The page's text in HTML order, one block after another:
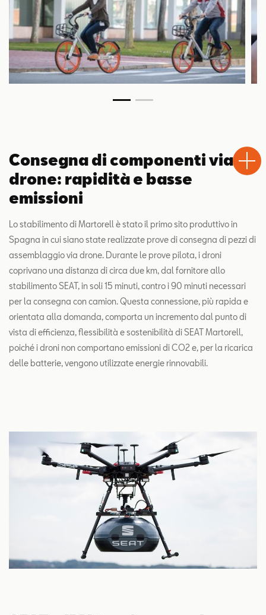
Consegna di componenti via
drone: rapidità e basse
emissioni
Lo stabilimento di Martorell è stato il primo sito produttivo in
Spagna in cui siano state realizzate prove di consegna di pezzi di
assemblaggio via drone. Durante le prove pilota, i droni
coprivano una distanza di circa due km, dal fornitore allo
stabilimento SEAT, in soli 15 minuti, contro i 90 minuti necessari
per la consegna con camion. Questa connessione, più rapida e
orientata alla domanda, comporta un incremento dal punto di
vista di efficienza, flessibilità e sostenibilità di SEAT Martorell,
poiché i droni non comportano emissioni di CO2 e, per la ricarica
delle batterie, vengono utilizzate energie rinnovabili.
Drive
Chiama